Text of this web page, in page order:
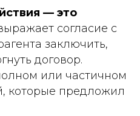
— это
согласие с
заключить,
договор.
или частичном
которые предложил